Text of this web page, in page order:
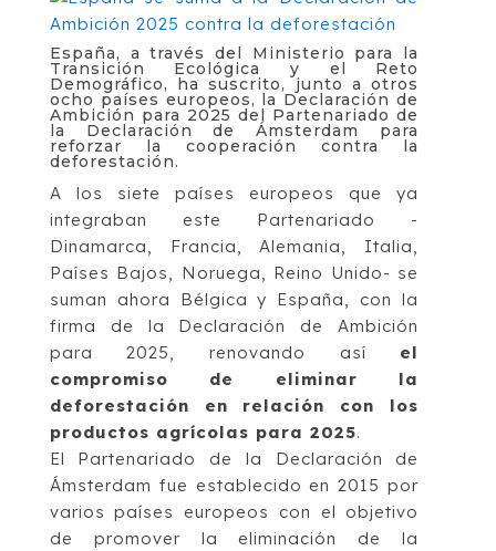
España, a través del Ministerio para la
Transición Ecológica y el Reto
Demográfico, ha suscrito, junto a otros
ocho países europeos, la Declaración de
Ambición para 2025 del Partenariado de
la Declaración de Ámsterdam para
reforzar la cooperación contra la
deforestación.
A los siete países europeos que ya
integraban este Partenariado -
Dinamarca, Francia, Alemania, Italia,
Países Bajos, Noruega, Reino Unido- se
suman ahora Bélgica y España, con la
firma de la Declaración de Ambición
para 2025, renovando así el
compromiso de eliminar la
deforestación en relación con los
productos agrícolas para 2025.
El Partenariado de la Declaración de
Ámsterdam fue establecido en 2015 por
varios países europeos con el objetivo
de promover la eliminación de la